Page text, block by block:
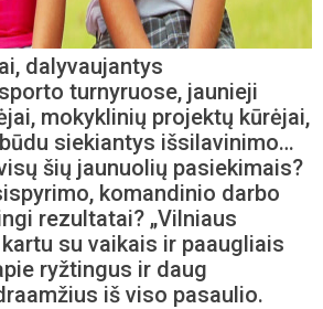
dalyvaujantys
turnyruose, jaunieji
mokyklinių projektų kūrėjai,
siekiantys išsilavinimo…
šių jaunuolių pasiekimais?
komandinio darbo
rezultatai? „Vilniaus
su vaikais ir paaugliais
ryžtingus ir daug
iš viso pasaulio.